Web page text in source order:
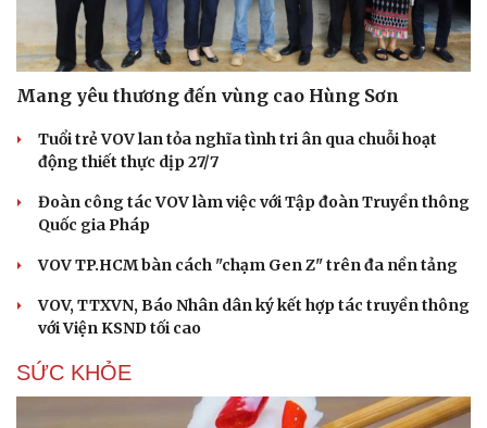
Mang yêu thương đến vùng cao Hùng Sơn
Tuổi trẻ VOV lan tỏa nghĩa tình tri ân qua chuỗi hoạt
động thiết thực dịp 27/7
Đoàn công tác VOV làm việc với Tập đoàn Truyền thông
Quốc gia Pháp
VOV TP.HCM bàn cách "chạm Gen Z" trên đa nền tảng
VOV, TTXVN, Báo Nhân dân ký kết hợp tác truyền thông
với Viện KSND tối cao
SỨC KHỎE